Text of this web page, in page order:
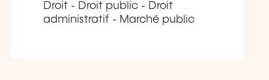
Droit - Droit public - Droit
administratif - Marché public